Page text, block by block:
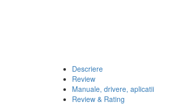
Descriere
Review
Manuale, drivere, aplicatii
Review & Rating